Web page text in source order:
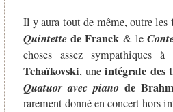
Il y aura tout de même, outre les
Quintette de Franck & le
choses assez sympathiques
Tchaïkovski, uneintégrale des
Quatuor avec pianode
rarement donné en concert hors